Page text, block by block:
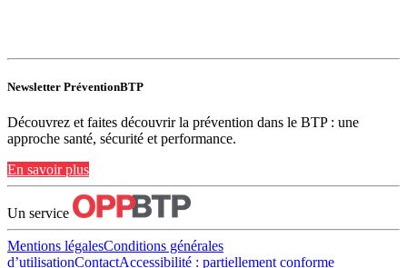
Newsletter PréventionBTP
Découvrez et faites découvrir la prévention dans le BTP : une
approche santé, sécurité et performance.
En savoir plus
Un service
Mentions légalesConditions générales
d’utilisationContactAccessibilité : partiellement conforme